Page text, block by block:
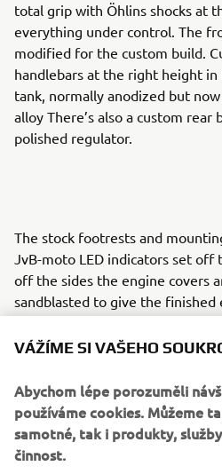
total grip with Öhlins shocks at
everything under control. The
modified for the custom build.
handlebars at the right height
tank, normally anodized but
alloy There’s also a custom rear
polished regulator.
The stock footrests and
JvB-moto LED indicators set off
off the sides the engine covers
sandblasted to give the finished
Everything designed and built
be available shortly as bolt-on
For more details on availability
moto.com/
VÁŽÍME SI VAŠEHO
Abychom lépe porozuměli
používáme cookies. Můžeme
samotné, tak i produkty,
činnost.